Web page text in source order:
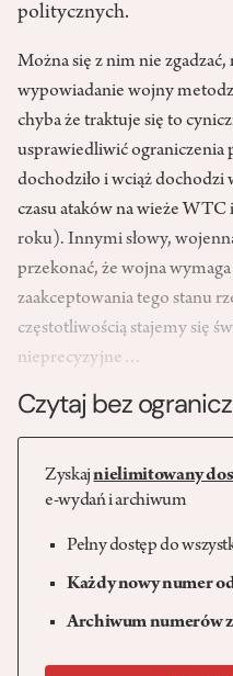
politycznych.
Można się z nim nie zgadzać,
wypowiadanie wojny
chyba że traktuje się to
usprawiedliwić ograniczenia
dochodziło i wciąż dochodzi
czasu ataków na wieże
roku). Innymi słowy,
przekonać, że wojna
zaakceptowania tego stanu
częstotliwością stajemy się
nieprecyzyjne…
Czytaj bez
Zyskajnielimitowany
e-wydań i archiwum
Pełny dostęp do
Każdy nowy numer
Archiwum numerów